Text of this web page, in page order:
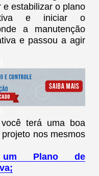
e estabilizar o plano
e iniciar o
a manutenção
e passou a agir
terá uma boa
nos mesmos
um Plano de